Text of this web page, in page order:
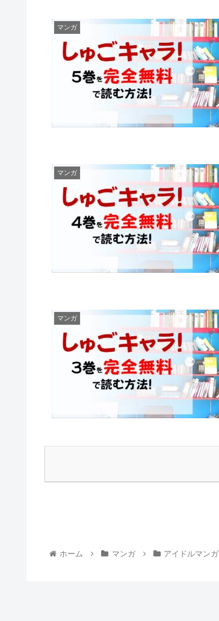
マンガ
マンガ
マンガ
ホーム マンガ アイドルマンガ